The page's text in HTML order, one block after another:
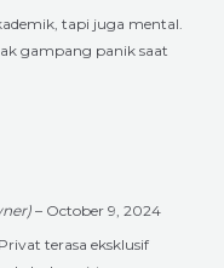
tapi juga mental.
gampang panik saat
– October 9, 2024
terasa eksklusif